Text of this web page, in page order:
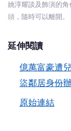
姚淳耀談及飾演的
頭，隨時可以離開。
延伸閱讀
億萬富豪遭
盜鄰居身份
原始連結